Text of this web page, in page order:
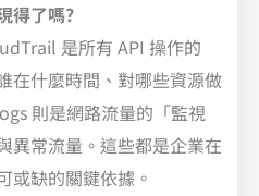
得了嗎?
是所有 API 操作的
在什麼時間、對哪些資源做
則是網路流量的「監視
異常流量。這些都是企業在
或缺的關鍵依據。